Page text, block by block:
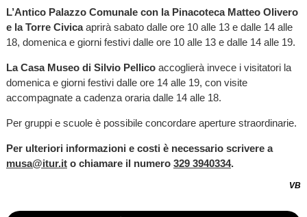
L’Antico Palazzo Comunale con la Pinacoteca Matteo Olivero
e la Torre Civicaaprirà sabato dalle ore 10 alle 13 e dalle 14 alle
18, domenica e giorni festivi dalle ore 10 alle 13 e dalle 14 alle 19.
La Casa Museo di Silvio Pellicoaccoglierà invece i visitatori la
domenica e giorni festivi dalle ore 14 alle 19, con visite
accompagnate a cadenza oraria dalle 14 alle 18.
Per gruppi e scuole è possibile concordare aperture straordinarie.
Per ulteriori informazioni e costi è necessario scrivere a
musa@itur.ito chiamare il numero 329 3940334.
VB